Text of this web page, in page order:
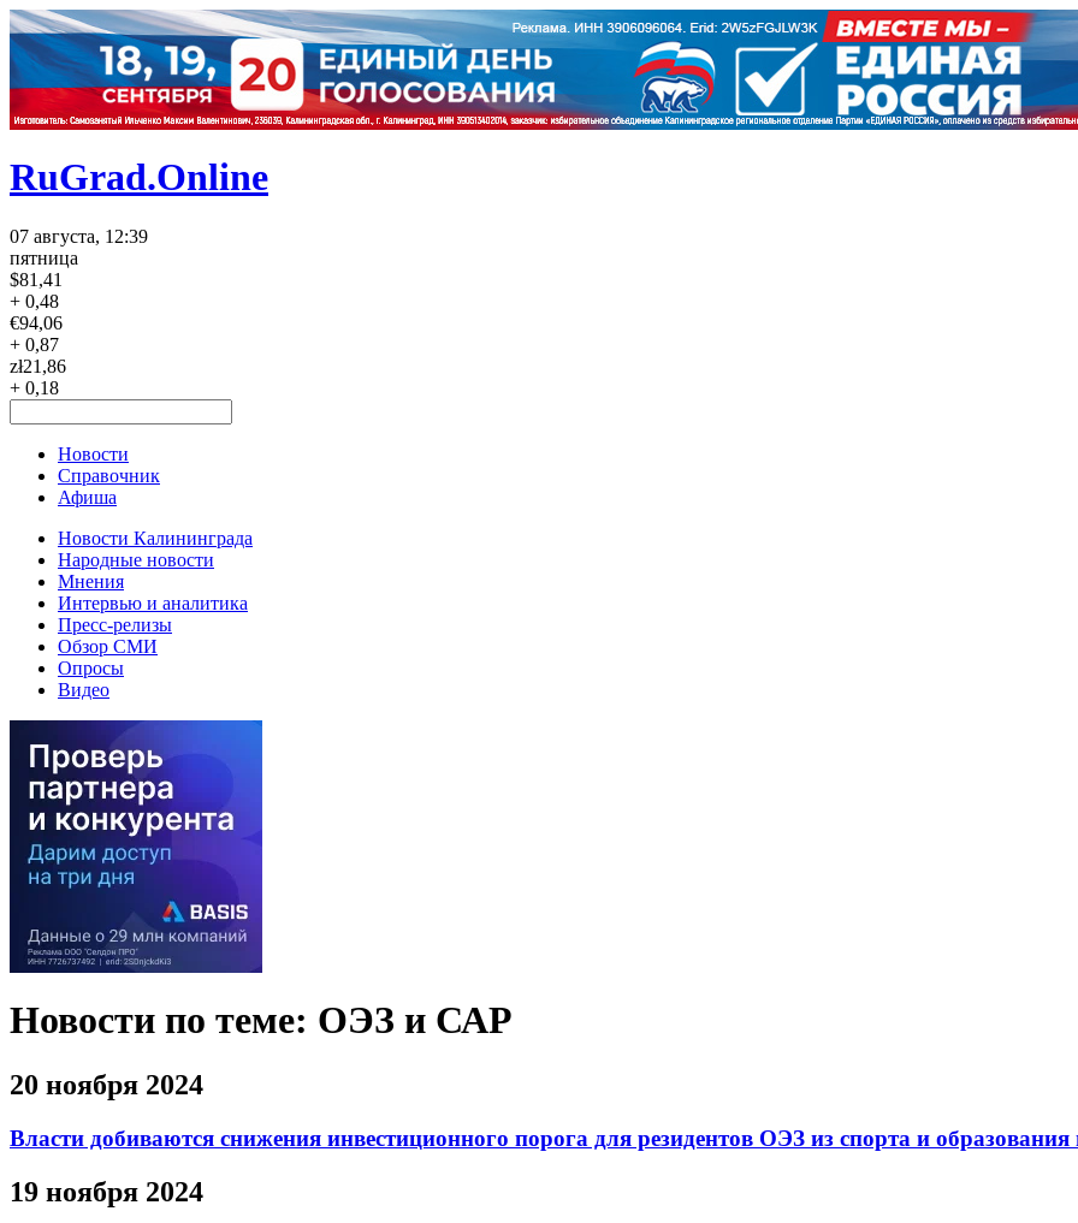
RuGrad.Online
07 августа, 12:39
пятница
$81,41
+ 0,48
€94,06
+ 0,87
zł21,86
+ 0,18
Новости
Справочник
Афиша
Новости Калининграда
Народные новости
Мнения
Интервью и аналитика
Пресс-релизы
Обзор СМИ
Опросы
Видео
Новости по теме: ОЭЗ и САР
20 ноября 2024
Власти добиваются снижения инвестиционного порога для резидентов ОЭЗ из спорта и образования
19 ноября 2024